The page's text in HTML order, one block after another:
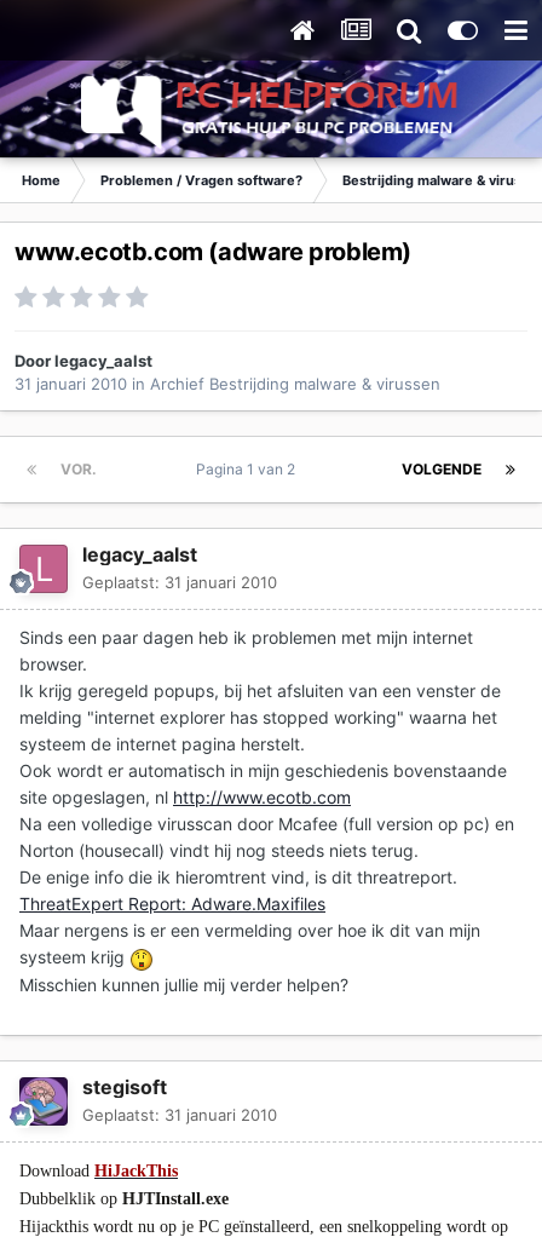
Home Problemen / Vragen software? Bestrijding malware &
www.ecotb.com (adware problem)
Doorlegacy_aalst
31 januari 2010 in Archief Bestrijding malware & virussen
VOR. VOLGENDE
Pagina 1 van 2
legacy_aalst
Geplaatst: 31 januari 2010
Sinds een paar dagen heb ik problemen met mijn internet
browser.
Ik krijg geregeld popups, bij het afsluiten van een venster de
melding "internet explorer has stopped working" waarna het
systeem de internet pagina herstelt.
Ook wordt er automatisch in mijn geschiedenis bovenstaande
site opgeslagen, nl http://www.ecotb.com
Na een volledige virusscan door Mcafee (full version op pc) en
Norton (housecall) vindt hij nog steeds niets terug.
De enige info die ik hieromtrent vind, is dit threatreport.
ThreatExpert Report: Adware.Maxifiles
Maar nergens is er een vermelding over hoe ik dit van mijn
systeem krijg
Misschien kunnen jullie mij verder helpen?
stegisoft
Geplaatst: 31 januari 2010
Download HiJackThis
Dubbelklik op HJTInstall.exe
Hijackthis wordt nu op je PC geïnstalleerd, een snelkoppeling wordt op